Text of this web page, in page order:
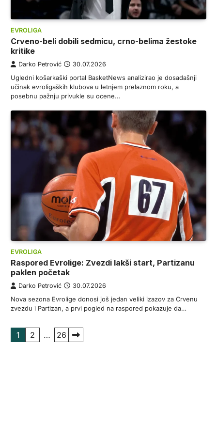
EVROLIGA
Crveno-beli dobili sedmicu, crno-belima žestoke
kritike
Darko Petrović 30.07.2026
Ugledni košarkaški portal BasketNews analizirao je dosadašnji
učinak evroligaških klubova u letnjem prelaznom roku, a
posebnu pažnju privukle su ocene…
EVROLIGA
Raspored Evrolige: Zvezdi lakši start, Partizanu
paklen početak
Darko Petrović 30.07.2026
Nova sezona Evrolige donosi još jedan veliki izazov za Crvenu
zvezdu i Partizan, a prvi pogled na raspored pokazuje da…
Пагинација
1 2 … 26